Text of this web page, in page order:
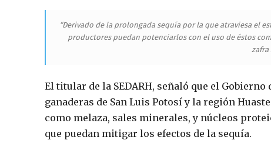
“Derivado de la prolongada sequía por la que atraviesa el
productores puedan potenciarlos con el uso de éstos
zafra
El titular de la SEDARH, señaló que el
ganaderas de San Luis Potosí y la región
como melaza, sales minerales, y núcleos
que puedan mitigar los efectos de la sequía.